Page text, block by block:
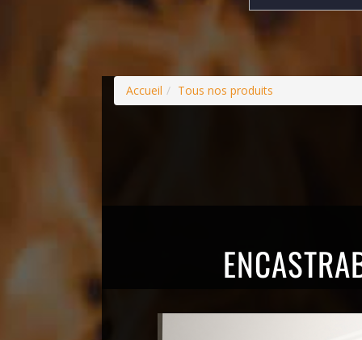
Accueil Tous nos produits